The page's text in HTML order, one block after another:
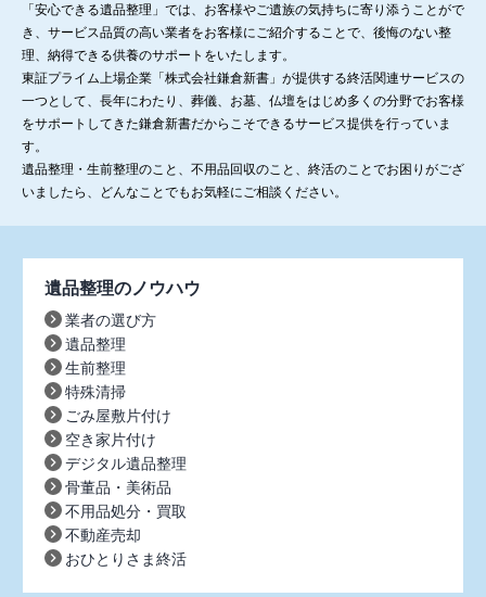
「安心できる遺品整理」では、お客様やご遺族の気持ちに寄り添うことがで
き、サービス品質の高い業者をお客様にご紹介することで、後悔のない整
理、納得できる供養のサポートをいたします。
東証プライム上場企業「株式会社鎌倉新書」が提供する終活関連サービスの
一つとして、長年にわたり、葬儀、お墓、仏壇をはじめ多くの分野でお客様
をサポートしてきた鎌倉新書だからこそできるサービス提供を行っていま
す。
遺品整理・生前整理のこと、不用品回収のこと、終活のことでお困りがござ
いましたら、どんなことでもお気軽にご相談ください。
遺品整理のノウハウ
業者の選び方
遺品整理
生前整理
特殊清掃
ごみ屋敷片付け
空き家片付け
デジタル遺品整理
骨董品・美術品
不用品処分・買取
不動産売却
おひとりさま終活